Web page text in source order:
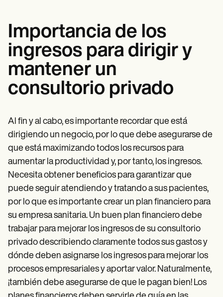
Importancia de los
ingresos para dirigir y
mantener un
consultorio privado
Al fin y al cabo, es importante recordar que está
dirigiendo un negocio, por lo que debe asegurarse de
que está maximizando todos los recursos para
aumentar la productividad y, por tanto, los ingresos.
Necesita obtener beneficios para garantizar que
puede seguir atendiendo y tratando a sus pacientes,
por lo que es importante crear un plan financiero para
su empresa sanitaria. Un buen plan financiero debe
trabajar para mejorar los ingresos de su consultorio
privado describiendo claramente todos sus gastos y
dónde deben asignarse los ingresos para mejorar los
procesos empresariales y aportar valor. Naturalmente,
¡también debe asegurarse de que le pagan bien! Los